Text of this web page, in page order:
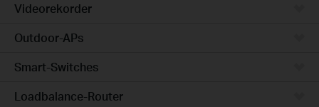
Videorekorder
Outdoor-APs
Smart-Switches
Loadbalance-Router